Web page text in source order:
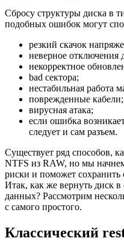
Сбросу структуры диска в
подобных ошибок могут
резкий скачок
неверное отключения
некорректное
bad сектора;
нестабильная работа
поврежденные кабели;
вирусная атака;
если ошибка
следует и сам разъем.
Существует ряд способов,
NTFS из RAW, но мы
риски и поможет
Итак, как же вернуть диск
данных? Рассмотрим
с самого простого.
Классический